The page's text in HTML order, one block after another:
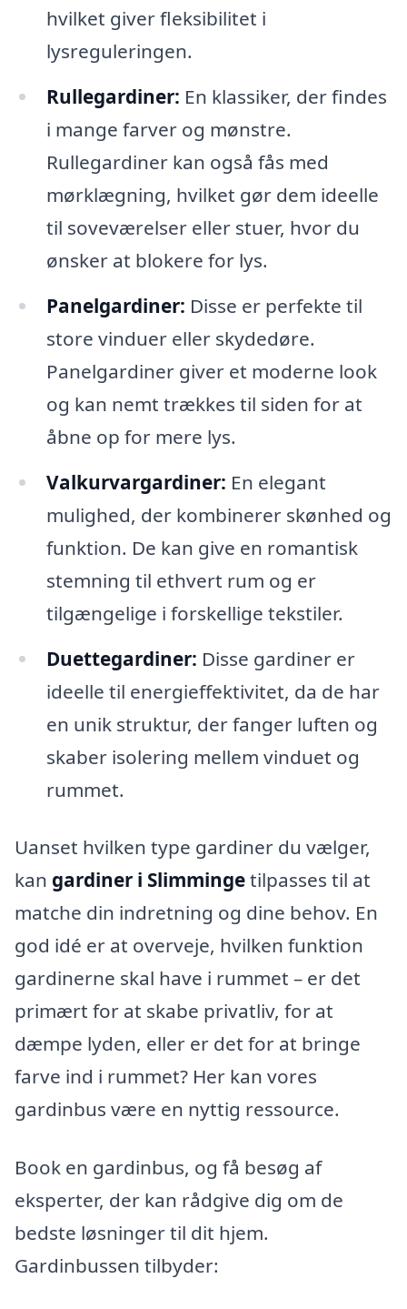
hvilket giver fleksibilitet i
lysreguleringen.
Rullegardiner: En klassiker, der findes
i mange farver og mønstre.
Rullegardiner kan også fås med
mørklægning, hvilket gør dem ideelle
til soveværelser eller stuer, hvor du
ønsker at blokere for lys.
Panelgardiner: Disse er perfekte til
store vinduer eller skydedøre.
Panelgardiner giver et moderne look
og kan nemt trækkes til siden for at
åbne op for mere lys.
Valkurvargardiner: En elegant
mulighed, der kombinerer skønhed og
funktion. De kan give en romantisk
stemning til ethvert rum og er
tilgængelige i forskellige tekstiler.
Duettegardiner: Disse gardiner er
ideelle til energieffektivitet, da de har
en unik struktur, der fanger luften og
skaber isolering mellem vinduet og
rummet.
Uanset hvilken type gardiner du vælger,
kan gardiner i Slimmingetilpasses til at
matche din indretning og dine behov. En
god idé er at overveje, hvilken funktion
gardinerne skal have i rummet – er det
primært for at skabe privatliv, for at
dæmpe lyden, eller er det for at bringe
farve ind i rummet? Her kan vores
gardinbus være en nyttig ressource.
Book en gardinbus, og få besøg af
eksperter, der kan rådgive dig om de
bedste løsninger til dit hjem.
Gardinbussen tilbyder: